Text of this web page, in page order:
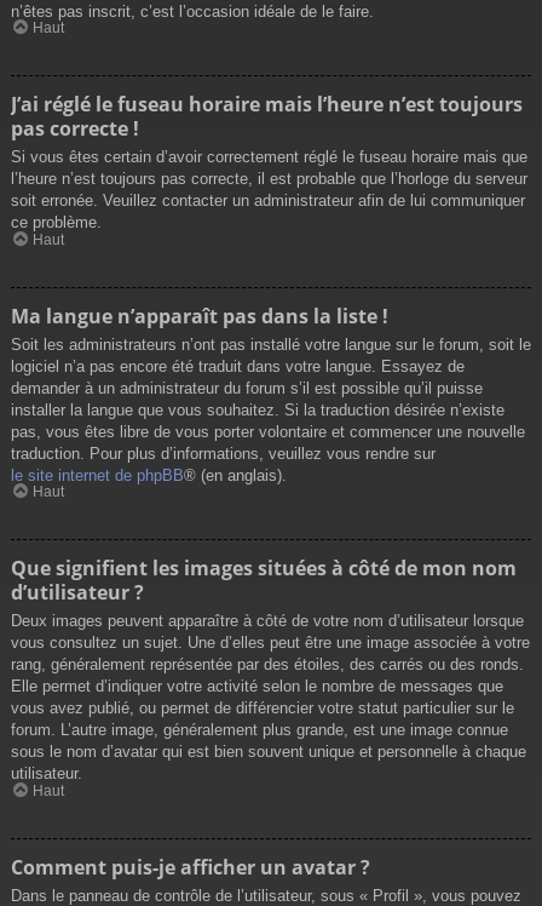
n’êtes pas inscrit, c’est l’occasion idéale de le faire.
Haut
J’ai réglé le fuseau horaire mais l’heure n’est toujours
pas correcte !
Si vous êtes certain d’avoir correctement réglé le fuseau horaire mais que
l’heure n’est toujours pas correcte, il est probable que l’horloge du serveur
soit erronée. Veuillez contacter un administrateur afin de lui communiquer
ce problème.
Haut
Ma langue n’apparaît pas dans la liste !
Soit les administrateurs n’ont pas installé votre langue sur le forum, soit le
logiciel n’a pas encore été traduit dans votre langue. Essayez de
demander à un administrateur du forum s’il est possible qu’il puisse
installer la langue que vous souhaitez. Si la traduction désirée n’existe
pas, vous êtes libre de vous porter volontaire et commencer une nouvelle
traduction. Pour plus d’informations, veuillez vous rendre sur
le site internet de phpBB® (en anglais).
Haut
Que signifient les images situées à côté de mon nom
d’utilisateur ?
Deux images peuvent apparaître à côté de votre nom d’utilisateur lorsque
vous consultez un sujet. Une d’elles peut être une image associée à votre
rang, généralement représentée par des étoiles, des carrés ou des ronds.
Elle permet d’indiquer votre activité selon le nombre de messages que
vous avez publié, ou permet de différencier votre statut particulier sur le
forum. L’autre image, généralement plus grande, est une image connue
sous le nom d’avatar qui est bien souvent unique et personnelle à chaque
utilisateur.
Haut
Comment puis-je afficher un avatar ?
Dans le panneau de contrôle de l’utilisateur, sous « Profil », vous pouvez